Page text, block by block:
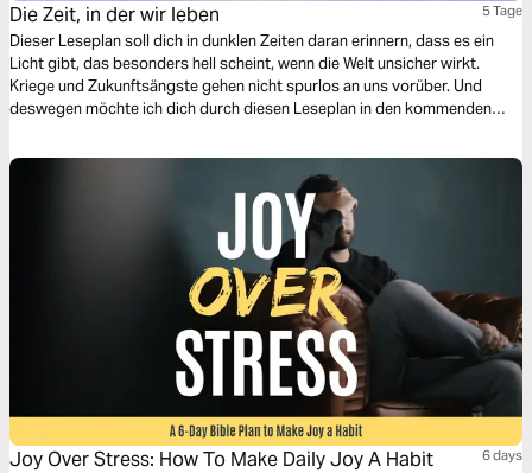
Die Zeit, in der wir leben 5 Tage
Dieser Leseplan soll dich in dunklen Zeiten daran erinnern, dass es ein
Licht gibt, das besonders hell scheint, wenn die Welt unsicher wirkt.
Kriege und Zukunftsängste gehen nicht spurlos an uns vorüber. Und
deswegen möchte ich dich durch diesen Leseplan in den kommenden
Joy Over Stress: How To Make Daily Joy A Habit 6 days